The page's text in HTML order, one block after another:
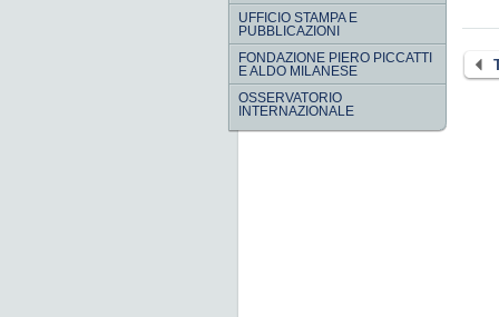
UFFICIO STAMPA E
PUBBLICAZIONI
FONDAZIONE PIERO PICCATTI
E ALDO MILANESE
OSSERVATORIO
INTERNAZIONALE